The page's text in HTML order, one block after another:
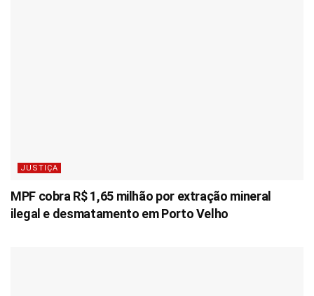
JUSTIÇA
MPF cobra R$ 1,65 milhão por extração mineral
ilegal e desmatamento em Porto Velho